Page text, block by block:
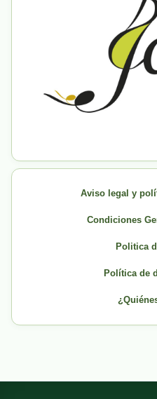
Aviso legal y
Condiciones
Politica
Política de